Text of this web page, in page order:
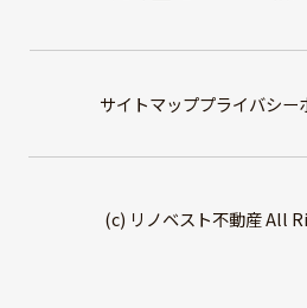
サイトマッププライバシー
(c) リノベスト不動産 All